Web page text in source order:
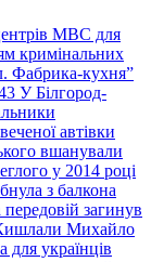
МВС для
кримінальних
Фабрика-кухня”
У Білгород-
автівки
вшанували
у 2014 році
з балкона
загинув
Кишлали Михайло
українців